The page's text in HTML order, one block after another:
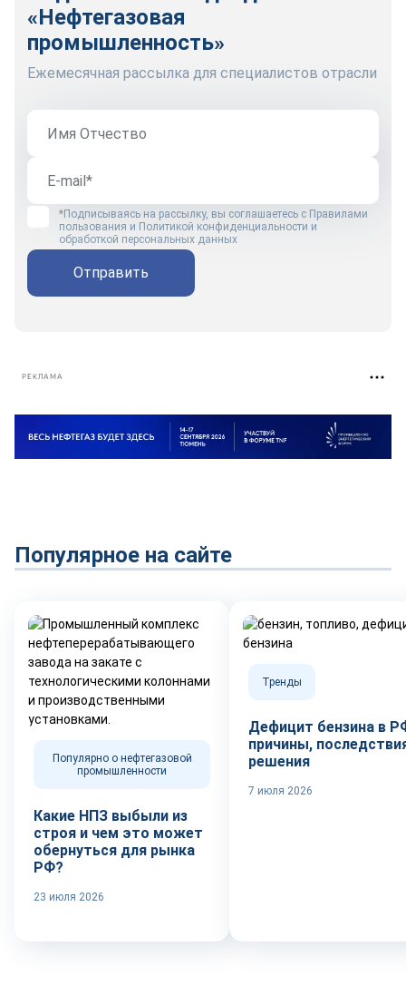
«Нефтегазовая
промышленность»
Ежемесячная рассылка для специалистов отрасли
*Подписываясь на рассылку, вы соглашаетесь с Правилами
пользования и Политикой конфиденциальности и
обработкой персональных данных
Отправить
РЕКЛАМА
Популярное на сайте
Популярно о нефтегазовой
промышленности
Какие НПЗ выбыли из
строя и чем это может
обернуться для рынка
РФ?
23 июля 2026
Тренды
Дефицит бензина в
причины,
решения
7 июля 2026